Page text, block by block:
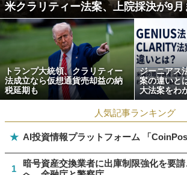
米クラリティー法案、上院採決が9
トランプ大統領、クラリティー
法成立なら仮想通貨売却益の納
税延期も
ジーニアス
案の違いと
大法案をわ
人気記事ランキング
★ AI投資情報プラットフォーム 「
1
暗号資産交換業者に出庫制限強化を要